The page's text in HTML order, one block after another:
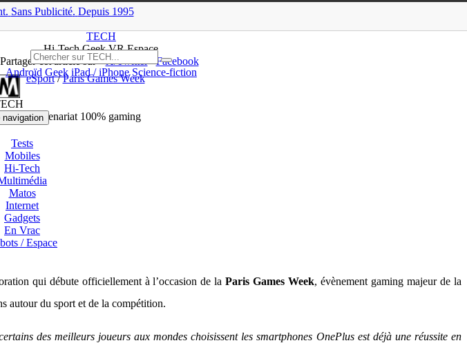
Sans Publicité. Depuis 1995
TECH
Hi-Tech Geek VR Espace
Androïd Geek iPad / iPhone Science-fiction
navigation
Tests
Mobiles
Hi-Tech
Matos
Internet
Gadgets
En Vrac
/Espace
Partager cet article sur X/Twitter
Facebook
eSport/Paris Games Week
un partenariat 100% gaming
qui débute officiellement à l’occasion de laParis Games Week, évènement gaming majeur de la
autour du sport et de la compétition.
des meilleurs joueurs aux mondes choisissent les smartphones OnePlus est déjà une réussite en